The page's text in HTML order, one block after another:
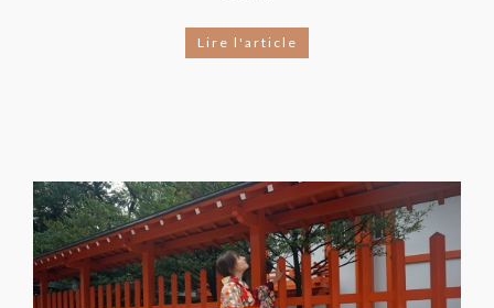
Lire l'article